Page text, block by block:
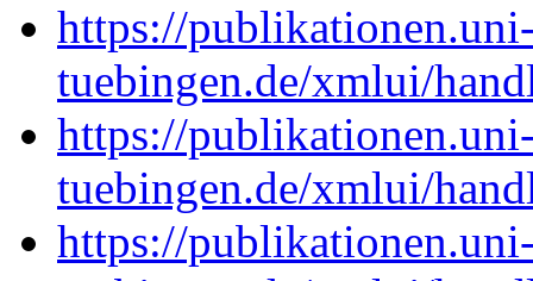
https://
tuebingen.de/xmlui/
https://
tuebingen.de/xmlui/
https://